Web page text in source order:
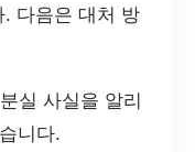
다음은 대처 방
분실 사실을 알리
니다.